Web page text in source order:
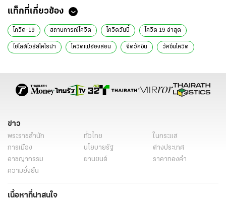
แท็กที่เกี่ยวข้อง
โควิด-19 สถานการณ์โควิด โควิดวันนี้ โควิด 19 ล่าสุด
ไฮไลต์ไวรัสโคโรน่า โควิดแม่ฮ่องสอน ฉีดวัคซีน วัคซีนโควิด
ข่าว
พระราชสำนัก ทั่วไทย
ในกระแส
การเมือง
นโยบายรัฐ
ต่างประเทศ
อาชญากรรม
ยานยนต์
ราคาทองคำ
ความยั่งยืน
เนื้อหาที่น่าสนใจ